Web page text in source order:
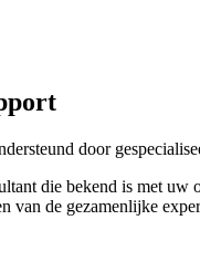
door
die bekend is met
van de gezamenlijke